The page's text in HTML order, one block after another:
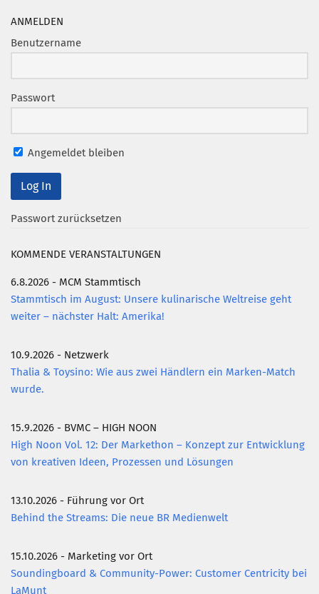
KONTAKT
ANMELDEN
Benutzername
Passwort
Angemeldet bleiben
Passwort zurücksetzen
KOMMENDE VERANSTALTUNGEN
6.8.2026 - MCM Stammtisch
Stammtisch im August: Unsere kulinarische Weltreise geht
weiter – nächster Halt: Amerika!
10.9.2026 - Netzwerk
Thalia & Toysino: Wie aus zwei Händlern ein Marken-Match
wurde.
15.9.2026 - BVMC – HIGH NOON
High Noon Vol. 12: Der Markethon – Konzept zur Entwicklung
von kreativen Ideen, Prozessen und Lösungen
13.10.2026 - Führung vor Ort
Behind the Streams: Die neue BR Medienwelt
15.10.2026 - Marketing vor Ort
Soundingboard & Community-Power: Customer Centricity bei
LaMunt